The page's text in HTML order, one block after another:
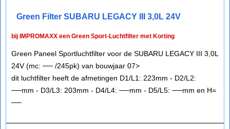
Green Filter SUBARU LEGACY III 3,0L 24V
bij IMPROMAXX een Green Sport-Luchtfilter met Korting
Green Paneel Sportluchtfilter voor de SUBARU LEGACY III 3,0L
24V (mc: ── /245pk) van bouwjaar 07>
dit luchtfilter heeft de afmetingen D1/L1: 223mm - D2/L2:
──mm - D3/L3: 203mm - D4/L4: ──mm - D5/L5: ──mm en H=
──